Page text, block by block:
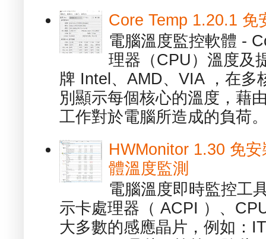
Core Temp 1.20.1 免
電腦溫度監控軟體 -
理器（CPU）溫度及
牌 Intel、AMD、VIA ，在多
別顯示每個核心的溫度，藉
工作對於電腦所造成的負荷
HWMonitor 1.30 免
體溫度監測
電腦溫度即時監控工
示卡處理器（ ACPI ）、
大多數的感應晶片，例如：